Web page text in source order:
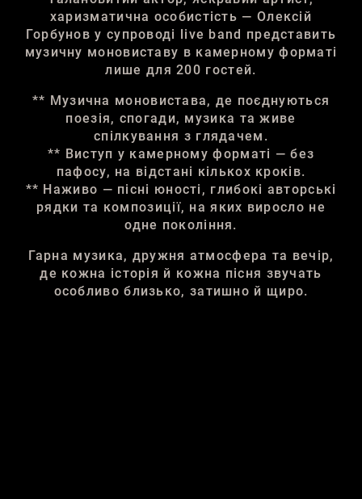
харизматична особистість — Олексій
Горбунов у супроводі live band представить
музичну моновиставу в камерному форматі
лише для 200 гостей.
** Музична моновистава, де поєднуються
поезія, спогади, музика та живе
спілкування з глядачем.
** Виступ у камерному форматі — без
пафосу, на відстані кількох кроків.
** Наживо — пісні юності, глибокі авторські
рядки та композиції, на яких виросло не
одне покоління.
Гарна музика, дружня атмосфера та вечір,
де кожна історія й кожна пісня звучать
особливо близько, затишно й щиро.